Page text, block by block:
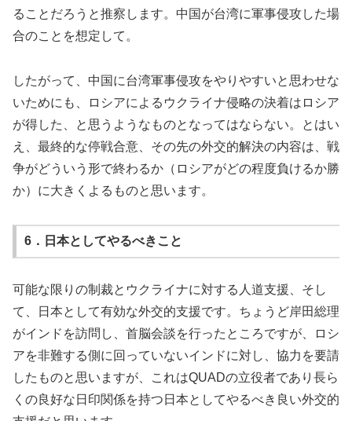
ることだろうと推察します。中国が台湾に軍事侵攻した場
合のことを想定して。
したがって、中国に台湾軍事侵攻をやりやすいと思わせな
いためにも、ロシアによるウクライナ侵略の決着はロシア
が得した、と思うようなものとなってはならない。とはい
え、最終的な停戦合意、その先の外交的解決の内容は、戦
争がどういう形で終わるか（ロシアがどの程度負けるか勝
か）に大きくよるものと思います。
6．日本としてやるべきこと
可能な限りの制裁とウクライナに対する人道支援、そし
て、日本として有効な外交的支援です。ちょうど岸田総理
がインドを訪問し、首脳会談を行ったところですが、ロシ
アを非難する側に回っていないインドに対し、協力を要請
したものと思いますが、これはQUADの立役者であり長ら
くの良好な日印関係を持つ日本としてやるべき良い外交的